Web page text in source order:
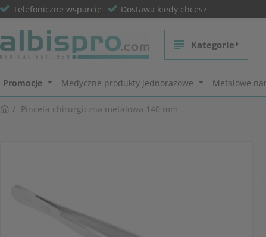
Telefoniczne wsparcie Dostawa kiedy chcesz
Kategorie
Promocje Medyczne produkty jednorazowe Metalowe
Pinceta chirurgiczna metalowa 140 mm